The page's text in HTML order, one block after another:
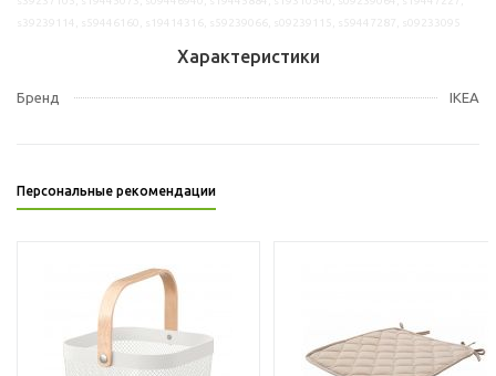
Характеристики
Бренд IKEA
Персональные рекомендации